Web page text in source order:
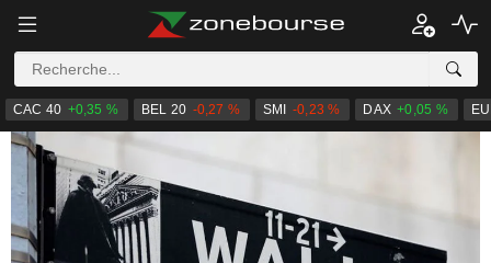
CAC 40 +0,35 % BEL 20 -0,27 % SMI -0,23 % DAX +0,05 %